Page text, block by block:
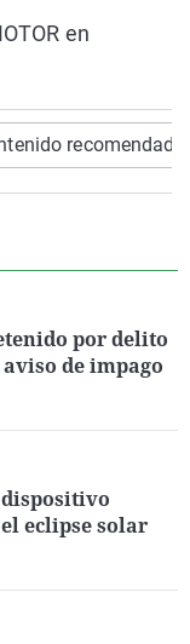
en
recomendado
por delito
de impago
eclipse solar